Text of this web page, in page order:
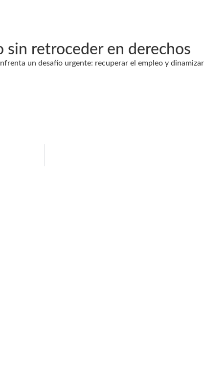
sin retroceder en derechos
un desafío urgente: recuperar el empleo y